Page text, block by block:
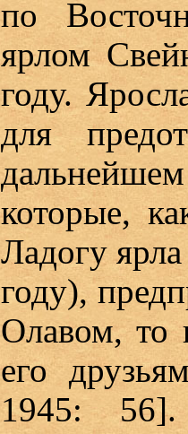
по
ярлом
году.
для
которые,
Ладогу
году),
Олавом, то
его
1945: 56].